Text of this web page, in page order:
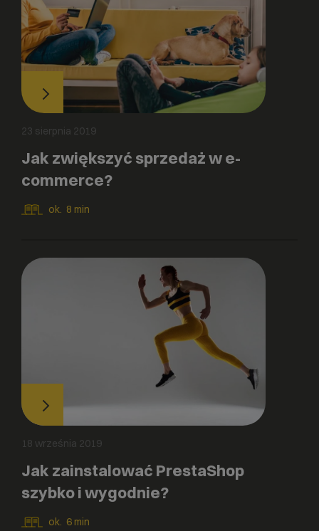
23 sierpnia 2019
Jak zwiększyć sprzedaż w e-
commerce?
ok. 8 min
18 września 2019
Jak zainstalować PrestaShop
szybko i wygodnie?
ok. 6 min